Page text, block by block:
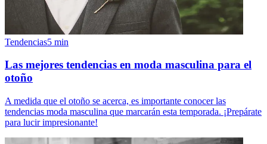
Tendencias5 min
Las mejores tendencias en moda masculina para el
otoño
A medida que el otoño se acerca, es importante conocer las
tendencias moda masculina que marcarán esta temporada. ¡Prepárate
para lucir impresionante!